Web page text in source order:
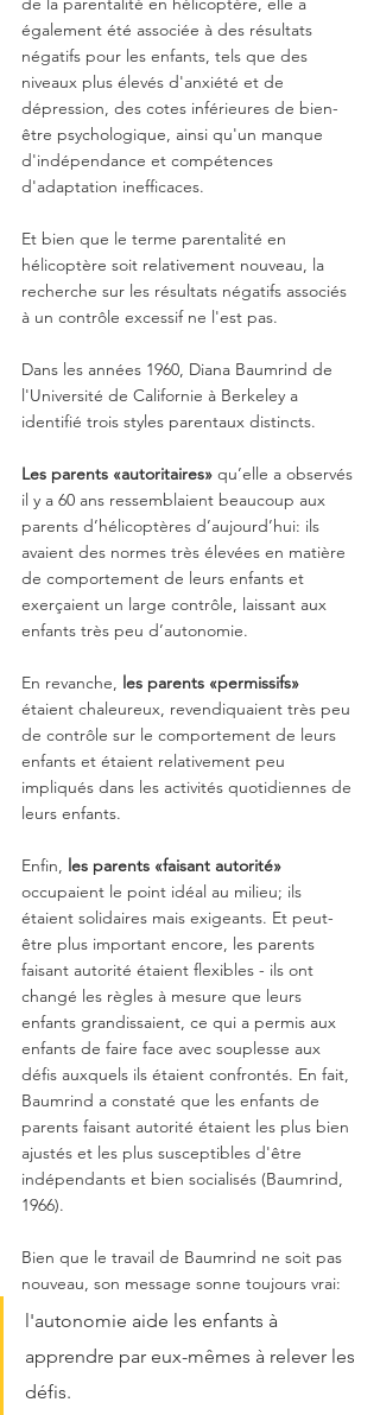
également été associée à des résultats
négatifs pour les enfants, tels que des
niveaux plus élevés d'anxiété et de
dépression, des cotes inférieures de bien-
être psychologique, ainsi qu'un manque
d'indépendance et compétences
d'adaptation inefficaces.
Et bien que le terme parentalité en
hélicoptère soit relativement nouveau, la
recherche sur les résultats négatifs associés
à un contrôle excessif ne l'est pas.
Dans les années 1960, Diana Baumrind de
l'Université de Californie à Berkeley a
identifié trois styles parentaux distincts.
Les parents «autoritaires» qu’elle a observés
il y a 60 ans ressemblaient beaucoup aux
parents d’hélicoptères d’aujourd’hui: ils
avaient des normes très élevées en matière
de comportement de leurs enfants et
exerçaient un large contrôle, laissant aux
enfants très peu d’autonomie.
En revanche, les parents «permissifs»
étaient chaleureux, revendiquaient très peu
de contrôle sur le comportement de leurs
enfants et étaient relativement peu
impliqués dans les activités quotidiennes de
leurs enfants.
Enfin, les parents «faisant autorité»
occupaient le point idéal au milieu; ils
étaient solidaires mais exigeants. Et peut-
être plus important encore, les parents
faisant autorité étaient flexibles - ils ont
changé les règles à mesure que leurs
enfants grandissaient, ce qui a permis aux
enfants de faire face avec souplesse aux
défis auxquels ils étaient confrontés. En fait,
Baumrind a constaté que les enfants de
parents faisant autorité étaient les plus bien
ajustés et les plus susceptibles d'être
indépendants et bien socialisés (Baumrind,
1966).
Bien que le travail de Baumrind ne soit pas
nouveau, son message sonne toujours vrai:
l'autonomie aide les enfants à
apprendre par eux-mêmes à relever les
défis.